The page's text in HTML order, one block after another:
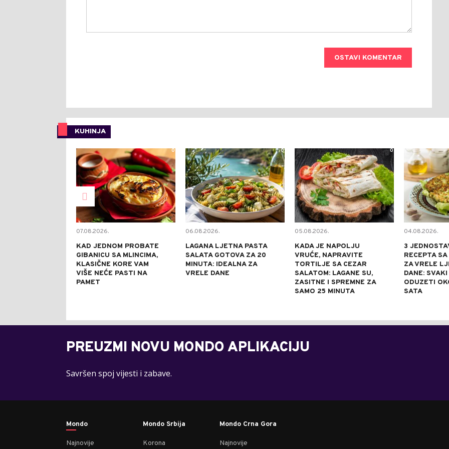
OSTAVI KOMENTAR
KUHINJA
0
07.08.2026.
KAD JEDNOM PROBATE
GIBANICU SA MLINCIMA,
KLASIČNE KORE VAM
VIŠE NEĆE PASTI NA
PAMET
0
06.08.2026.
LAGANA LJETNA PASTA
SALATA GOTOVA ZA 20
MINUTA: IDEALNA ZA
VRELE DANE
0
05.08.2026.
KADA JE NAPOLJU
VRUĆE, NAPRAVITE
TORTILJE SA CEZAR
SALATOM: LAGANE SU,
ZASITNE I SPREMNE ZA
SAMO 25 MINUTA
04.08.2026.
3
RECEPTA
ZA VRELE
DANE:
ODUZETI
SATA
PREUZMI NOVU MONDO APLIKACIJU
Savršen spoj vijesti i zabave.
Mondo
Najnovije
Mondo Srbija
Korona
Mondo Crna Gora
Najnovije